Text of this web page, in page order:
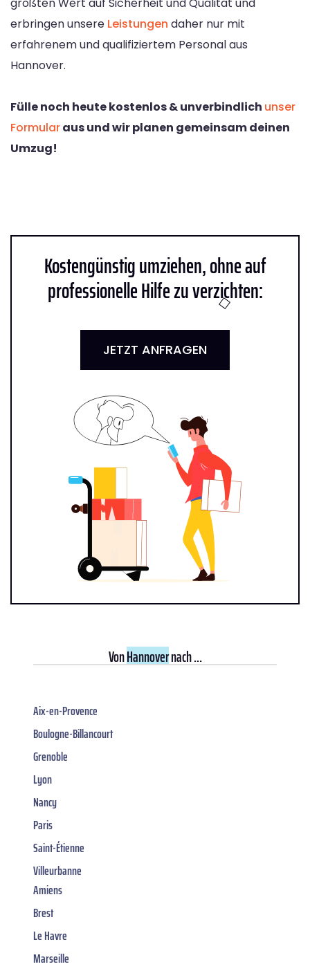
größten Wert auf Sicherheit und Qualität und
erbringen unsere Leistungen daher nur mit
erfahrenem und qualifiziertem Personal aus
Hannover.
Fülle noch heute kostenlos & unverbindlich unser
Formularaus und wir planen gemeinsam deinen
Umzug!
Kostengünstig umziehen, ohne auf
professionelle Hilfe zu verzichten:
JETZT ANFRAGEN
VonHannovernach ...
Aix-en-Provence
Boulogne-Billancourt
Grenoble
Lyon
Nancy
Paris
Saint-Étienne
Villeurbanne
Amiens
Brest
Le Havre
Marseille